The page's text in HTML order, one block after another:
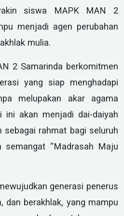
siswa MAPK MAN 2
menjadi agen perubahan
mulia.
2 Samarinda berkomitmen
yang siap menghadapi
melupakan akar agama
ini akan menjadi dai-daiyah
sebagai rahmat bagi seluruh
semangat “Madrasah Maju
generasi penerus
dan berakhlak, yang mampu